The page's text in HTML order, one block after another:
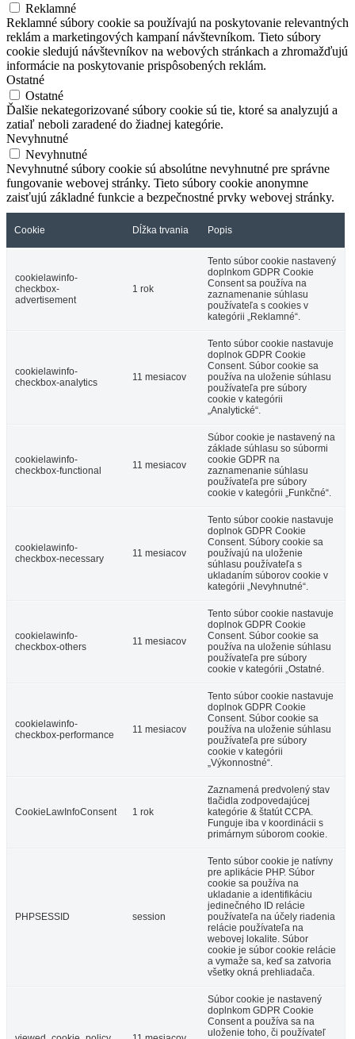
Reklamné
Reklamné súbory cookie sa používajú na poskytovanie relevantných
reklám a marketingových kampaní návštevníkom. Tieto súbory
cookie sledujú návštevníkov na webových stránkach a zhromažďujú
informácie na poskytovanie prispôsobených reklám.
Ostatné
Ostatné
Ďalšie nekategorizované súbory cookie sú tie, ktoré sa analyzujú a
zatiaľ neboli zaradené do žiadnej kategórie.
Nevyhnutné
Nevyhnutné
Nevyhnutné súbory cookie sú absolútne nevyhnutné pre správne
fungovanie webovej stránky. Tieto súbory cookie anonymne
zaisťujú základné funkcie a bezpečnostné prvky webovej stránky.
Cookie Dĺžka trvania Popis
cookielawinfo-
checkbox-
advertisement
1 rok
Tento súbor cookie nastavený
doplnkom GDPR Cookie
Consent sa používa na
zaznamenanie súhlasu
používateľa s cookies v
kategórii „Reklamné“.
cookielawinfo-
checkbox-analytics
11 mesiacov
Tento súbor cookie nastavuje
doplnok GDPR Cookie
Consent. Súbor cookie sa
používa na uloženie súhlasu
používateľa pre súbory
cookie v kategórii
„Analytické“.
cookielawinfo-
checkbox-functional
11 mesiacov
Súbor cookie je nastavený na
základe súhlasu so súbormi
cookie GDPR na
zaznamenanie súhlasu
používateľa pre súbory
cookie v kategórii „Funkčné“.
cookielawinfo-
checkbox-necessary
11 mesiacov
Tento súbor cookie nastavuje
doplnok GDPR Cookie
Consent. Súbory cookie sa
používajú na uloženie
súhlasu používateľa s
ukladaním súborov cookie v
kategórii „Nevyhnutné“.
cookielawinfo-
checkbox-others
11 mesiacov
Tento súbor cookie nastavuje
doplnok GDPR Cookie
Consent. Súbor cookie sa
používa na uloženie súhlasu
používateľa pre súbory
cookie v kategórii „Ostatné.
cookielawinfo-
checkbox-performance
11 mesiacov
Tento súbor cookie nastavuje
doplnok GDPR Cookie
Consent. Súbor cookie sa
používa na uloženie súhlasu
používateľa pre súbory
cookie v kategórii
„Výkonnostné“.
CookieLawInfoConsent 1 rok
Zaznamená predvolený stav
tlačidla zodpovedajúcej
kategórie & štatút CCPA.
Funguje iba v koordinácii s
primárnym súborom cookie.
PHPSESSID session
Tento súbor cookie je natívny
pre aplikácie PHP. Súbor
cookie sa používa na
ukladanie a identifikáciu
jedinečného ID relácie
používateľa na účely riadenia
relácie používateľa na
webovej lokalite. Súbor
cookie je súbor cookie relácie
a vymaže sa, keď sa zatvoria
všetky okná prehliadača.
Súbor cookie je nastavený
doplnkom GDPR Cookie
Consent a používa sa na
uloženie toho, či používateľ